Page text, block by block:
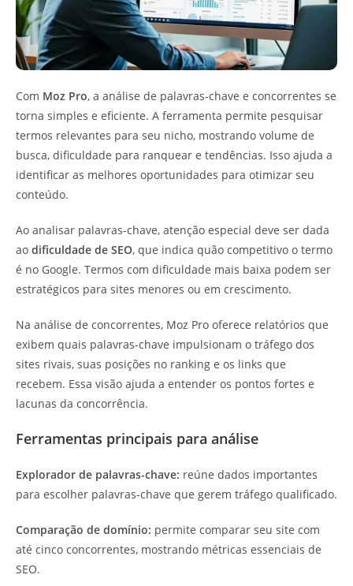
Com Moz Pro, a análise de palavras-chave e concorrentes se
torna simples e eficiente. A ferramenta permite pesquisar
termos relevantes para seu nicho, mostrando volume de
busca, dificuldade para ranquear e tendências. Isso ajuda a
identificar as melhores oportunidades para otimizar seu
conteúdo.
Ao analisar palavras-chave, atenção especial deve ser dada
ao dificuldade de SEO, que indica quão competitivo o termo
é no Google. Termos com dificuldade mais baixa podem ser
estratégicos para sites menores ou em crescimento.
Na análise de concorrentes, Moz Pro oferece relatórios que
exibem quais palavras-chave impulsionam o tráfego dos
sites rivais, suas posições no ranking e os links que
recebem. Essa visão ajuda a entender os pontos fortes e
lacunas da concorrência.
Ferramentas principais para análise
Explorador de palavras-chave: reúne dados importantes
para escolher palavras-chave que gerem tráfego qualificado.
Comparação de domínio: permite comparar seu site com
até cinco concorrentes, mostrando métricas essenciais de
SEO.